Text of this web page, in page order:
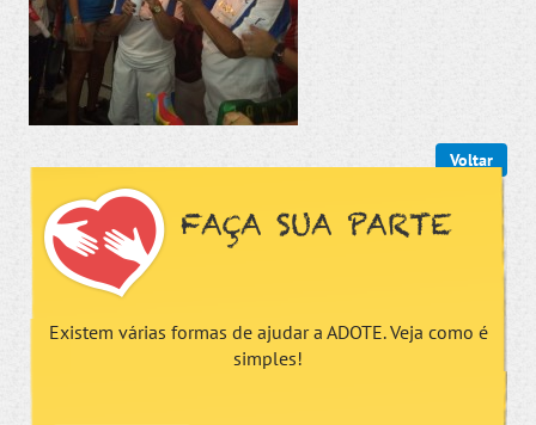
Voltar
FAÇA SUA PARTE
Existem várias formas de ajudar a ADOTE. Veja como é
simples!